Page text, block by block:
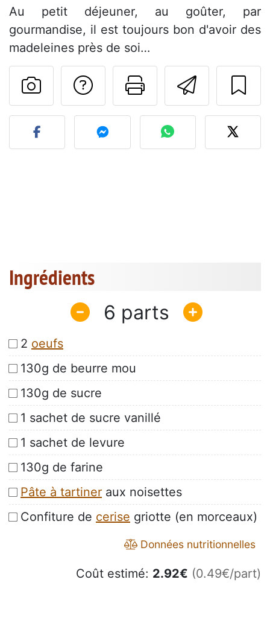
Au petit déjeuner, au goûter, par
gourmandise, il est toujours bon d'avoir des
madeleines près de soi…
Imprimer
Poser une
Publier votre photo de
Ingrédients
6
2 oeufs
130g de beurre mou
130g de sucre
1 sachet de sucre vanillé
1 sachet de levure
130g de farine
Pâte à tartiner aux noisettes
Confiture de cerise griotte (en morceaux)
Données nutritionnelles
Coût estimé: 2.92€ (0.49€/part)